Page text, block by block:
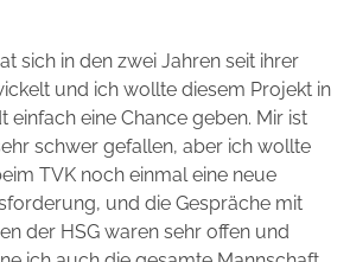
sich in den zwei Jahren seit ihrer
und ich wollte diesem Projekt in
einfach eine Chance geben. Mir ist
schwer gefallen, aber ich wollte
TVK noch einmal eine neue
und die Gespräche mit
der HSG waren sehr offen und